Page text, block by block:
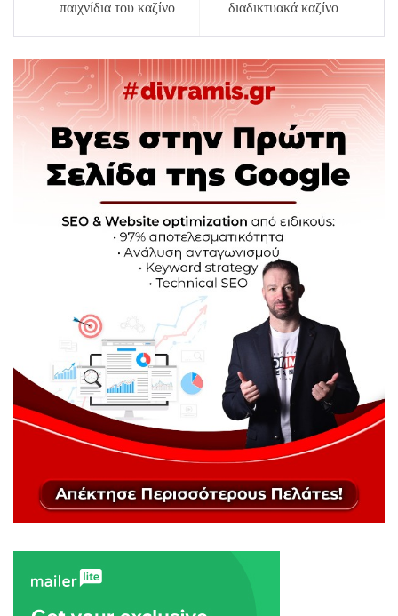
παιχνίδια του καζίνο διαδικτυακά καζίνο